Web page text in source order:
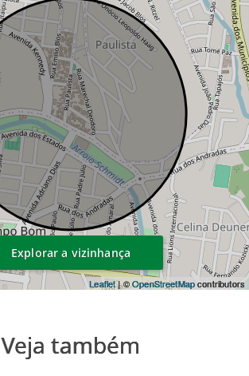
Leaflet| ©OpenStreetMapcontributors
Explorar a vizinhança
Veja também